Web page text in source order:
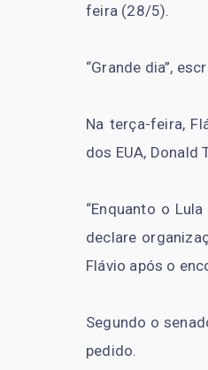
feira (28/5).
“Grande dia”,
Na terça-feira,
dos EUA,
“Enquanto o
declare
Flávio após o
Segundo o
pedido.